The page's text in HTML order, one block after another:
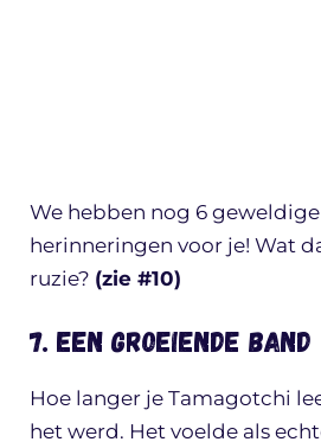
We hebben nog 6
herinneringen voor je! Wat
ruzie? (zie #10)
7. Een groeiende band
Hoe langer je Tamagotchi
het werd. Het voelde als